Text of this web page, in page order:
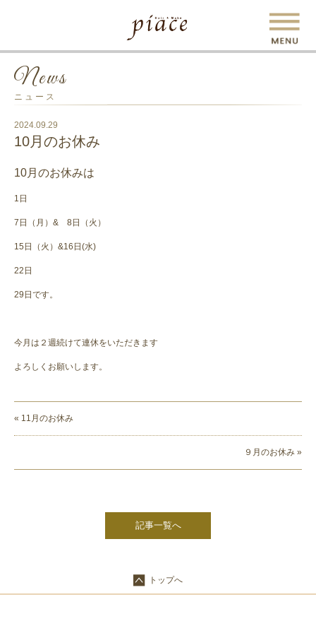
News
ニュース
2024.09.29
10月のお休み
10月のお休みは
1日
7日（月）& 8日（火）
15日（火）&16日(水)
22日
29日です。
今月は２週続けて連休をいただきます
よろしくお願いします。
« 11月のお休み
９月のお休み »
記事一覧へ
トップへ